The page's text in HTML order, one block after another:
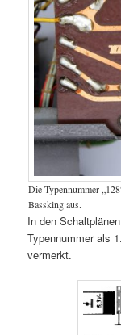
Die Typennummer
Bassking aus.
In den
Typennummer als
vermerkt.